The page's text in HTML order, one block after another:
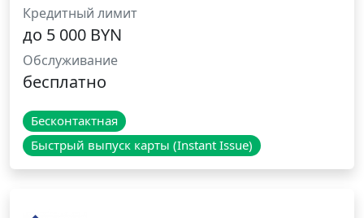
Кредитный лимит
до 5 000 BYN
Обслуживание
бесплатно
Бесконтактная
Быстрый выпуск карты (Instant Issue)